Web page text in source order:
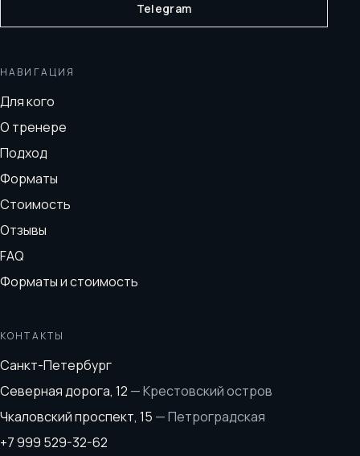
Telegram
НАВИГАЦИЯ
Для кого
О тренере
Подход
Форматы
Стоимость
Отзывы
FAQ
Форматы и стоимость
КОНТАКТЫ
Санкт-Петербург
Северная дорога, 12 —Крестовский остров
Чкаловский проспект, 15 —Петроградская
+7 999 529-32-62